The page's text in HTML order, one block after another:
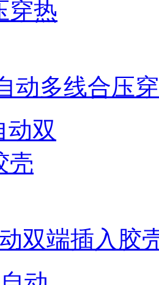
动多线合压
双端插入胶